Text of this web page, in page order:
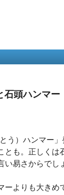
移
動
石頭ハンマー
う）ハンマー
とも。正しく
い易さからで
ーよりも大き